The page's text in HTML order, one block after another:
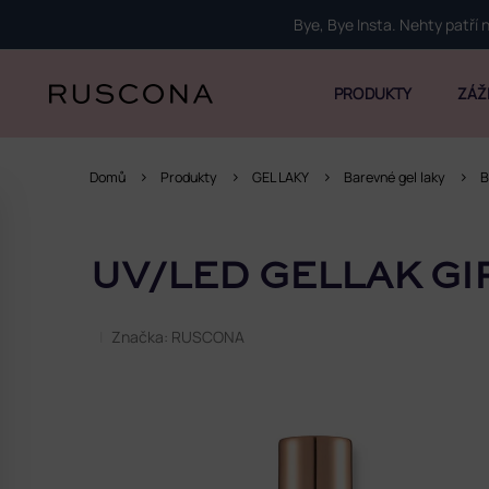
obsah
Bye, Bye Insta. Nehty patří
PRODUKTY
Domů Produkty GEL LAKY Barevné gel laky
o
s
UV/LED GELLAK
Značka: RUSCONA